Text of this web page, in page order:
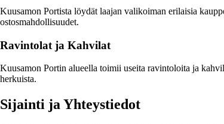
Kuusamon Portista löydät laajan valikoiman erilaisia
ostosmahdollisuudet.
Ravintolat ja Kahvilat
Kuusamon Portin alueella toimii useita ravintoloita ja
herkuista.
Sijainti ja Yhteystiedot